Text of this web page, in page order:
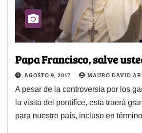
Papa Francisco, salve
AGOSTO 9, 2017 MAURO DAVID
A pesar de la controversia por los
la visita del pontífice, esta traerá
para nuestro país, incluso en